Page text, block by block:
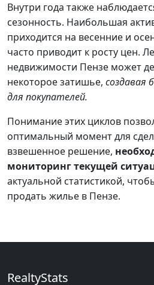
Внутри года также
сезонность. Наибольшая
приходится на весенние и
часто приводит к росту цен.
недвижимости Пензе может
некоторое затишье, создавая
для покупателей.
Понимание этих циклов
оптимальный момент для
взвешенное решение,
мониторинг текущей
актуальной статистикой,
продать жилье в Пензе.
RealtyStats